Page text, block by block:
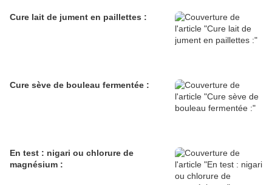
Cure lait de jument en paillettes :
Cure sève de bouleau fermentée :
En test : nigari ou chlorure de
magnésium :